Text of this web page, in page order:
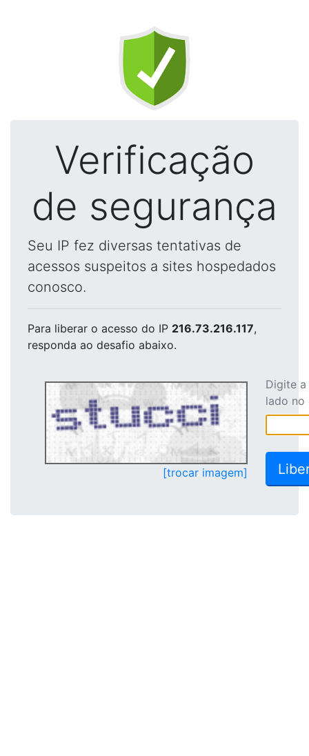
Verificação
de segurança
Seu IP fez diversas tentativas de
acessos suspeitos a sites hospedados
conosco.
Para liberar o acesso do IP 216.73.216.117,
responda ao desafio abaixo.
[trocar imagem]
Digite
lado no